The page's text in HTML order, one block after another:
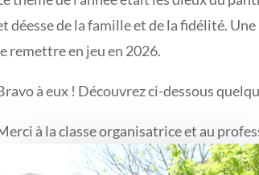
déesse de la famille et de la fidélité.
remettre en jeu en 2026.
à eux ! Découvrez ci-dessous
à la classe organisatrice et au